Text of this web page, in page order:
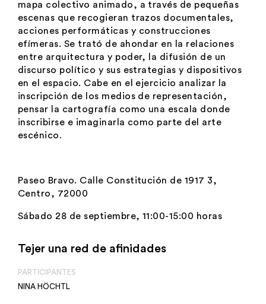
mapa colectivo animado, a través de pequeñas
escenas que recogieran trazos documentales,
acciones performáticas y construcciones
efímeras. Se trató de ahondar en la relaciones
entre arquitectura y poder, la difusión de un
discurso político y sus estrategias y dispositivos
en el espacio. Cabe en el ejercicio analizar la
inscripción de los medios de representación,
pensar la cartografía como una escala donde
inscribirse e imaginarla como parte del arte
escénico.
Paseo Bravo. Calle Constitución de 1917 3,
Centro, 72000
Sábado 28 de septiembre, 11:00-15:00 horas
Tejer una red de afinidades
PARTICIPANTES
NINA HÖCHTL